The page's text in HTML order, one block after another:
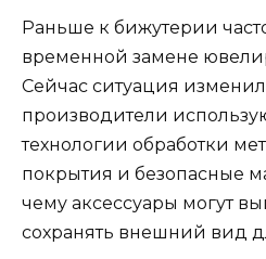
Раньше к бижутерии
временной замене
Сейчас ситуация
производители
технологии обработки
покрытия и безопасные
чему аксессуары могут
сохранять внешний вид